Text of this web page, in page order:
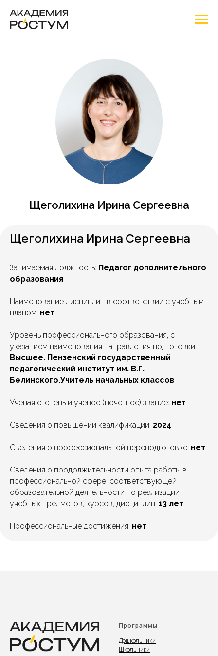
Щеголихина Ирина Сергеевна
Щеголихина Ирина Сергеевна
Занимаемая должность: Педагог дополнительного
образования
Наименование дисциплин в соответствии с учебным
планом: нет
Уровень профессионального образования, с
указанием наименования направления подготовки:
Высшее. Пензенский государственный
педагогический институт им. В.Г.
Белинского.Учитель начальных классов
Ученая степень и ученое (почетное) звание: нет
Сведения о повышении квалификации: 2024
Сведения о профессиональной переподготовке: нет
Сведения о продолжительности опыта работы в
профессиональной сфере, соответствующей
образовательной деятельности по реализации
учебных предметов, курсов, дисциплин: 13 лет
Профессиональные достижения: нет
Программы
Дошкольники
Школьники